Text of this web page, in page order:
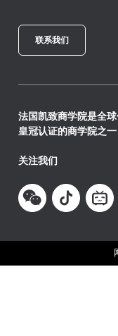
联系我们
法国凯致商学院是全
皇冠认证的商学院之一
关注我们